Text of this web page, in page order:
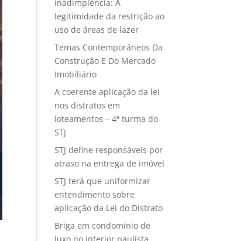
inadimplência: A
legitimidade da restrição ao
uso de áreas de lazer
Temas Contemporâneos Da
Construção E Do Mercado
Imobiliário
A coerente aplicação da lei
nos distratos em
loteamentos – 4ª turma do
STJ
STJ define responsáveis por
atraso na entrega de imóvel
STJ terá que uniformizar
entendimento sobre
aplicação da Lei do Distrato
Briga em condomínio de